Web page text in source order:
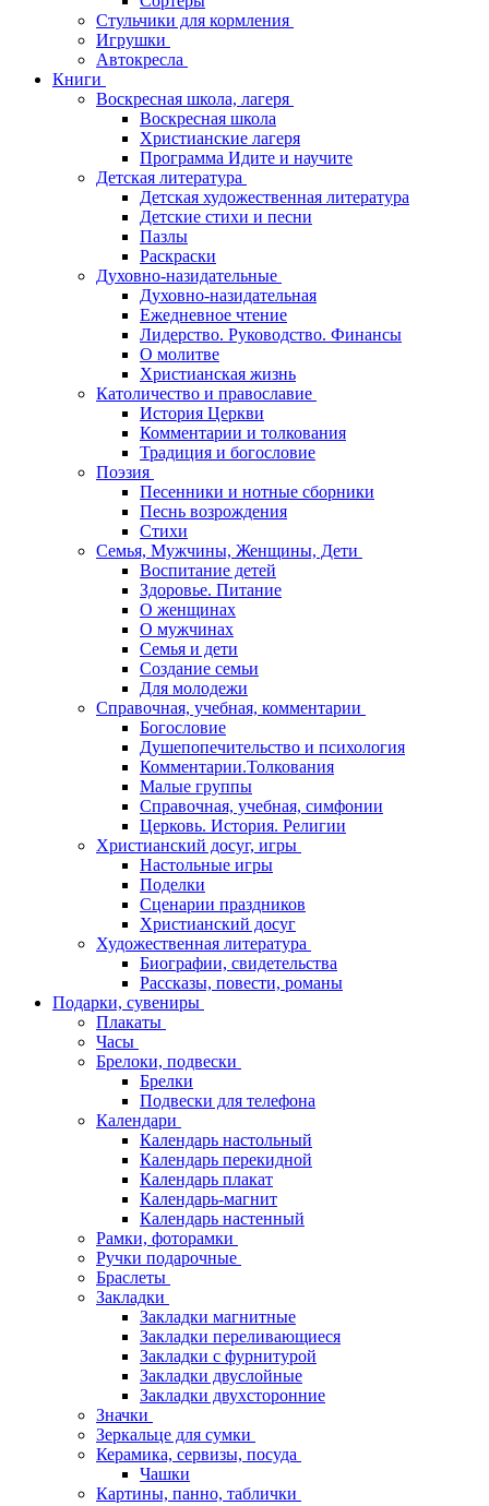
Стульчики для кормления
Игрушки
Автокресла
Книги
Воскресная школа, лагеря
Воскресная школа
Христианские лагеря
Программа Идите и научите
Детская литература
Детская художественная литература
Детские стихи и песни
Пазлы
Раскраски
Духовно-назидательные
Духовно-назидательная
Ежедневное чтение
Лидерство. Руководство. Финансы
О молитве
Христианская жизнь
Католичество и православие
История Церкви
Комментарии и толкования
Традиция и богословие
Поэзия
Песенники и нотные сборники
Песнь возрождения
Стихи
Семья, Мужчины, Женщины, Дети
Воспитание детей
Здоровье. Питание
О женщинах
О мужчинах
Семья и дети
Создание семьи
Для молодежи
Справочная, учебная, комментарии
Богословие
Душепопечительство и психология
Комментарии.Толкования
Малые группы
Справочная, учебная, симфонии
Церковь. История. Религии
Христианский досуг, игры
Настольные игры
Поделки
Сценарии праздников
Христианский досуг
Художественная литература
Биографии, свидетельства
Рассказы, повести, романы
Подарки, сувениры
Плакаты
Часы
Брелоки, подвески
Брелки
Подвески для телефона
Календари
Календарь настольный
Календарь перекидной
Календарь плакат
Календарь-магнит
Календарь настенный
Рамки, фоторамки
Ручки подарочные
Браслеты
Закладки
Закладки магнитные
Закладки переливающиеся
Закладки с фурнитурой
Закладки двуслойные
Закладки двухсторонние
Значки
Зеркальце для сумки
Керамика, сервизы, посуда
Чашки
Картины, панно, таблички